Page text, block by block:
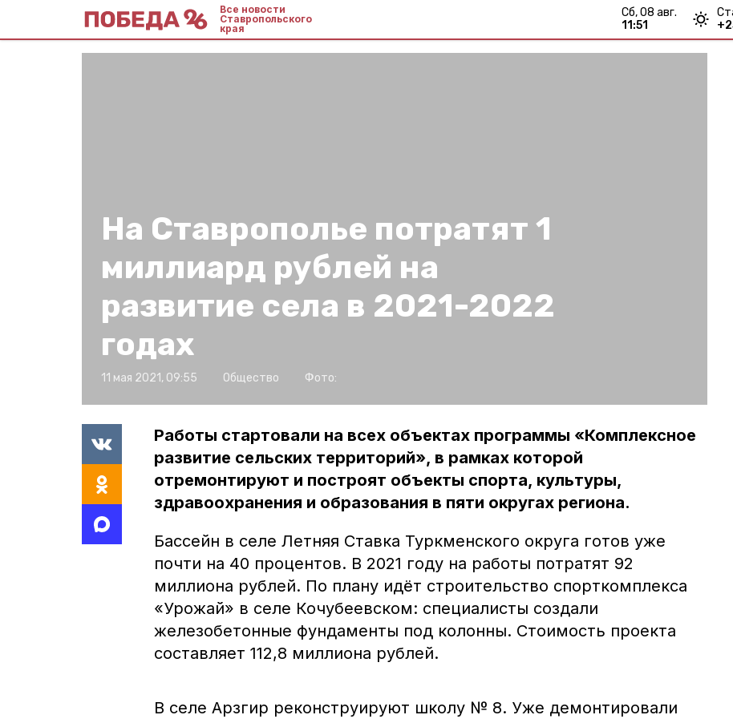
Все новости
Ставропольского
края
сб, 08 авг.
11:51
+
На Ставрополье потратят 1
миллиард рублей на
развитие села в 2021-2022
годах
11 мая 2021, 09:55 Общество Фото:
Работы стартовали на всех объектах программы «Комплексное
развитие сельских территорий», в рамках которой
отремонтируют и построят объекты спорта, культуры,
здравоохранения и образования в пяти округах региона.
Бассейн в селе Летняя Ставка Туркменского округа готов уже
почти на 40 процентов. В 2021 году на работы потратят 92
миллиона рублей. По плану идёт строительство спорткомплекса
«Урожай» в селе Кочубеевском: специалисты создали
железобетонные фундаменты под колонны. Стоимость проекта
составляет 112,8 миллиона рублей.
В селе Арзгир реконструируют школу № 8. Уже демонтировали